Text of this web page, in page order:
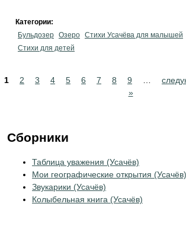
Категории:
Бульдозер Озеро Стихи Усачёва для малышей
Стихи для детей
Pages
1 2 3 4 5 6 7 8 9
»
Сборники
Таблица уважения (Усачёв)
Мои географические открытия (Усачёв)
Звукарики (Усачёв)
Колыбельная книга (Усачёв)